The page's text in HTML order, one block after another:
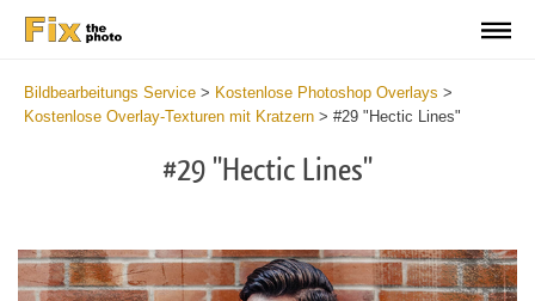
Bildbearbeitungs Service > Kostenlose Photoshop Overlays >
Kostenlose Overlay-Texturen mit Kratzern > #29 "Hectic Lines"
#29 "Hectic Lines"